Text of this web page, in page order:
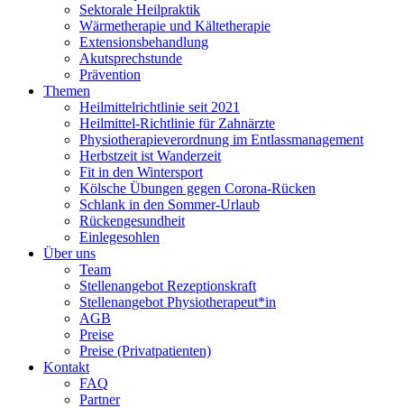
Sektorale Heilpraktik
Wärmetherapie und Kältetherapie
Extensionsbehandlung
Akutsprechstunde
Prävention
Themen
Heilmittelrichtlinie seit 2021
Heilmittel-Richtlinie für Zahnärzte
Physiotherapieverordnung im Entlassmanagement
Herbstzeit ist Wanderzeit
Fit in den Wintersport
Kölsche Übungen gegen Corona-Rücken
Schlank in den Sommer-Urlaub
Rückengesundheit
Einlegesohlen
Über uns
Team
Stellenangebot Rezeptionskraft
Stellenangebot Physiotherapeut*in
AGB
Preise
Preise (Privatpatienten)
Kontakt
FAQ
Partner